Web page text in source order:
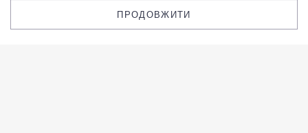
ПРОДОВЖИТИ